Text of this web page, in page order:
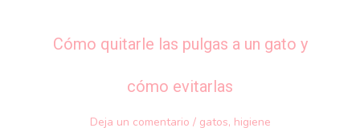
Cómo quitarle las pulgas a un gato y
cómo evitarlas
Deja un comentario / gatos, higiene